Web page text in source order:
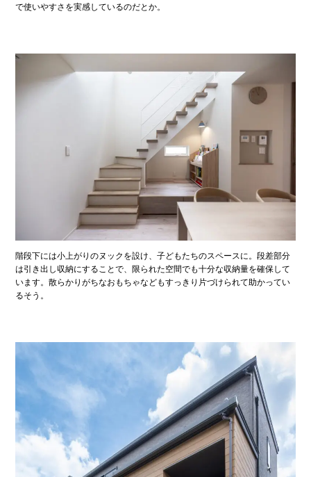
で使いやすさを実感しているのだとか。
階段下には小上がりのヌックを設け、子どもたちのスペースに。段差部分
は引き出し収納にすることで、限られた空間でも十分な収納量を確保して
います。散らかりがちなおもちゃなどもすっきり片づけられて助かってい
るそう。